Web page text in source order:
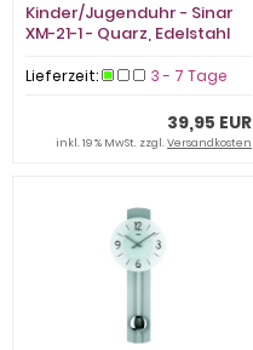
Kinder/Jugenduhr - Sinar
XM-21-1 - Quarz, Edelstahl
Lieferzeit: 3 - 7 Tage
39,95 EUR
inkl. 19 % MwSt. zzgl.Versandkosten